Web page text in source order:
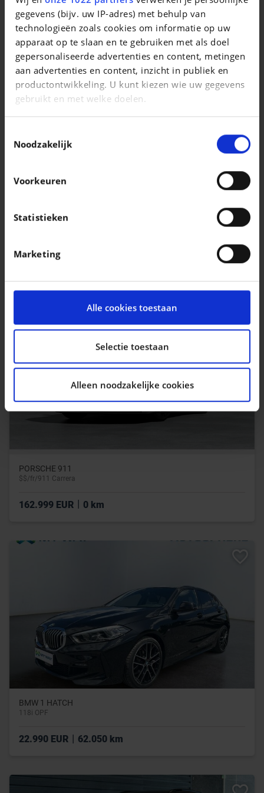
gegevens (bijv. uw IP-adres) met behulp van
technologieën zoals cookies om informatie op uw
apparaat op te slaan en te gebruiken met als doel
gepersonaliseerde advertenties en content, metingen
aan advertenties en content, inzicht in publiek en
productontwikkeling. U kunt kiezen wie uw gegevens
gebruikt en met welke doelen.
Informatie verzamelen over uw geografische
locatie, die tot een paar meter nauwkeurig kan zijn
Uw apparaat identificeren door het actief te
scannen op specifieke eigenschappen
Lees meer over hoe uw persoonlijke gegevens worden
detailgedeelte
in. U kunt uw toestemming op elk moment wijzigen of
intrekken in de Cookieverklaring.
personaliseren, om functies voor social media te
bieden en om ons websiteverkeer te analyseren. Ook
delen we informatie over uw gebruik van onze site met
onze partners voor social media, adverteren en
combineren met andere informatie die u aan ze heeft
verstrekt of die ze hebben verzameld op basis van uw
gebruik van hun services.
Noodzakelijk
Voorkeuren
Statistieken
Marketing
Alle cookies toestaan
Selectie toestaan
Alleen noodzakelijke cookies
Taycan 4 Black Edition
141.909 EUR |
PORSCHE 911
$$/fr/911 Carrera
162.999 EUR | 0 km
BMW 1 HATCH
118i OPF
22.990 EUR | 62.050 km